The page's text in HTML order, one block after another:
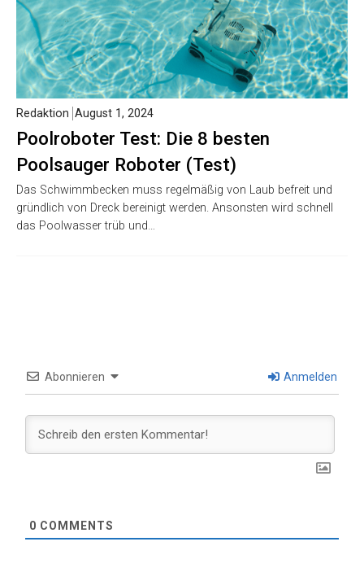
Poolroboter Test: Die 8 besten
Poolsauger Roboter (Test)
Redaktion August 1, 2024
Das Schwimmbecken muss regelmäßig von Laub befreit und
gründlich von Dreck bereinigt werden. Ansonsten wird schnell
das Poolwasser trüb und…
Abonnieren Anmelden
0 COMMENTS